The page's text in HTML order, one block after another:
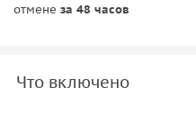
отмене за 48 часов
Что включено